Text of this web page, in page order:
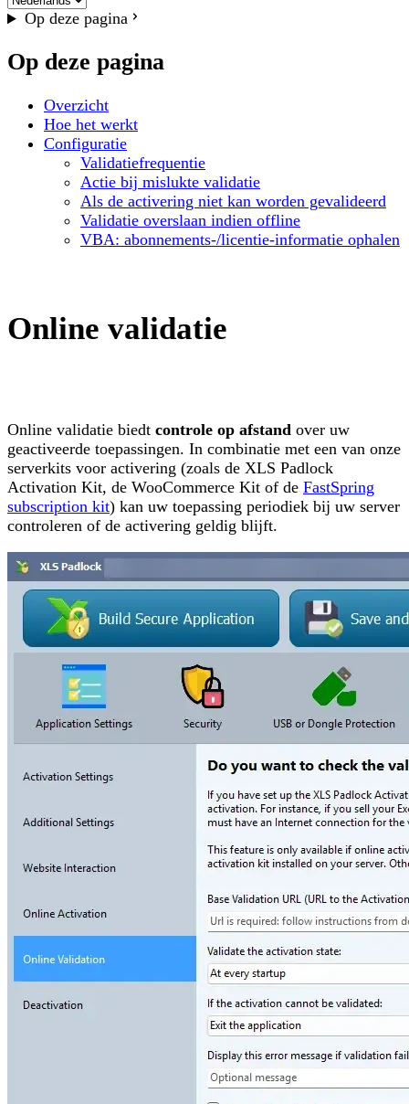
Op deze pagina
Op deze pagina
Overzicht
Hoe het werkt
Configuratie
Validatiefrequentie
Actie bij mislukte validatie
Als de activering niet kan worden gevalideerd
Validatie overslaan indien offline
VBA: abonnements-/licentie-informatie ophalen
Online validatie
Online validatie biedt controle op afstand over uw
geactiveerde toepassingen. In combinatie met een van onze
serverkits voor activering (zoals de XLS Padlock
Activation Kit, de WooCommerce Kit of de FastSpring
subscription kit) kan uw toepassing periodiek bij uw server
controleren of de activering geldig blijft.